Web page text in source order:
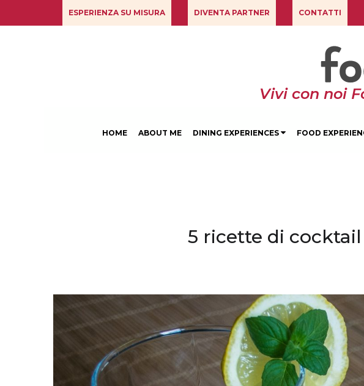
ESPERIENZA SU MISURA DIVENTA PARTNER CONTATTI
Vivi con noi
HOME ABOUT ME DINING EXPERIENCES FOOD
5 ricette di